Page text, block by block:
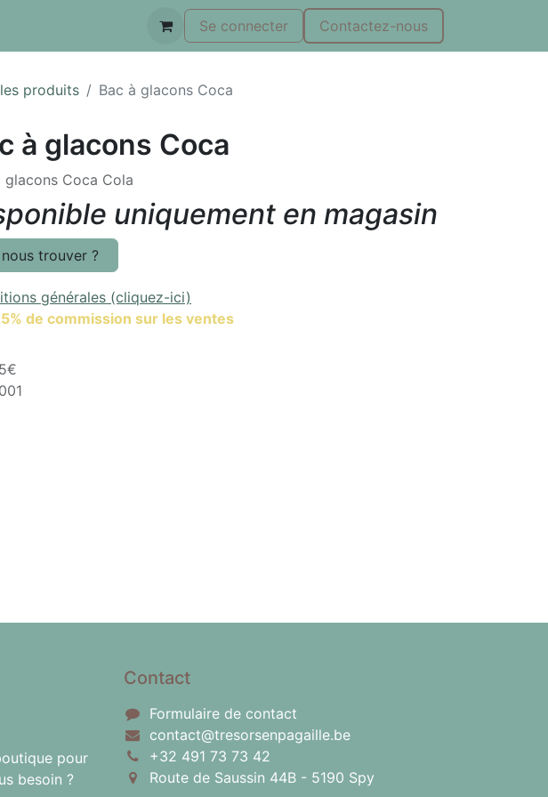
Se connecter Contactez-nous
produits Bac à glacons Coca
à glacons Coca
glacons Coca Cola
uniquement en magasin
nous trouver ?
générales (cliquez-ici)
de commission sur les ventes
5€
001
pour
besoin ?
Contact
Formulaire de contact
contact@tresorsenpagaille.be
+32 491 73 73 42
Route de Saussin 44B - 5190 Spy